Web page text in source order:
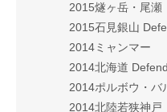
2015燧ヶ岳・尾瀬
2015石見銀山
2014ミャンマー
2014北海道
2014ポルボウ・バ
2014北陸若狭神戸